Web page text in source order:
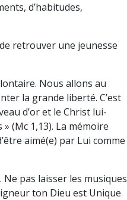
d’habitudes,
retrouver une jeunesse
Nous allons au
la grande liberté. C’est
d’or et le Christ lui-
(Mc 1,13). La mémoire
aimé(e) par Lui comme
pas laisser les musiques
ton Dieu est Unique